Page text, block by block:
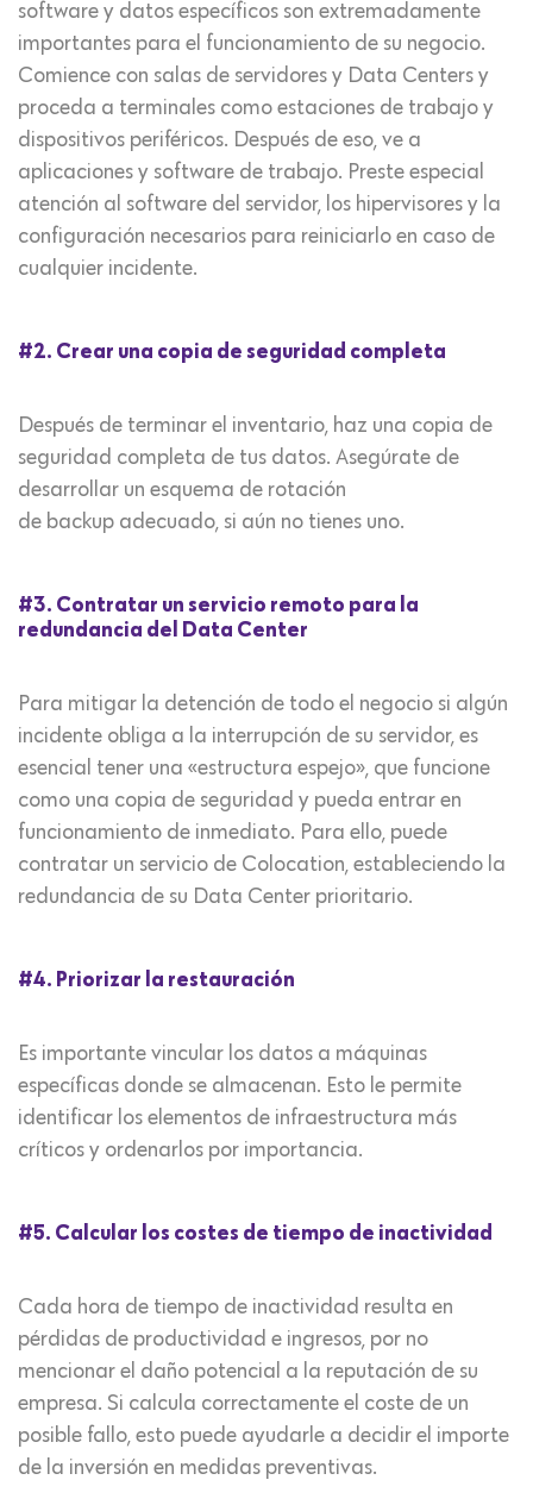
software y datos específicos son extremadamente
importantes para el funcionamiento de su negocio.
Comience con salas de servidores y Data Centers y
proceda a terminales como estaciones de trabajo y
dispositivos periféricos. Después de eso, ve a
aplicaciones y software de trabajo. Preste especial
atención al software del servidor, los hipervisores y la
configuración necesarios para reiniciarlo en caso de
cualquier incidente.
#2. Crear una copia de seguridad completa
Después de terminar el inventario, haz una copia de
seguridad completa de tus datos. Asegúrate de
desarrollar un esquema de rotación
de backup adecuado, si aún no tienes uno.
#3. Contratar un servicio remoto para la
redundancia del Data Center
Para mitigar la detención de todo el negocio si algún
incidente obliga a la interrupción de su servidor, es
esencial tener una «estructura espejo», que funcione
como una copia de seguridad y pueda entrar en
funcionamiento de inmediato. Para ello, puede
contratar un servicio de Colocation, estableciendo la
redundancia de su Data Center prioritario.
#4. Priorizar la restauración
Es importante vincular los datos a máquinas
específicas donde se almacenan. Esto le permite
identificar los elementos de infraestructura más
críticos y ordenarlos por importancia.
#5. Calcular los costes de tiempo de inactividad
Cada hora de tiempo de inactividad resulta en
pérdidas de productividad e ingresos, por no
mencionar el daño potencial a la reputación de su
empresa. Si calcula correctamente el coste de un
posible fallo, esto puede ayudarle a decidir el importe
de la inversión en medidas preventivas.